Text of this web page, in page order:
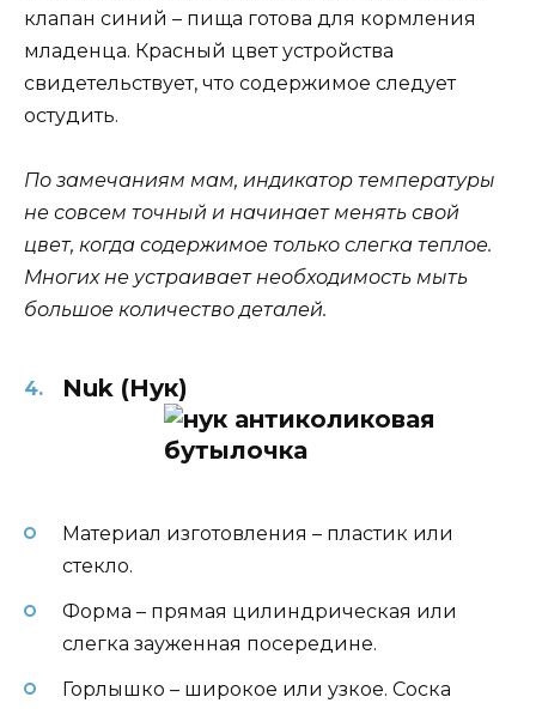
клапан синий – пища готова для кормления
младенца. Красный цвет устройства
свидетельствует, что содержимое следует
остудить.
По замечаниям мам, индикатор температуры
не совсем точный и начинает менять свой
цвет, когда содержимое только слегка теплое.
Многих не устраивает необходимость мыть
большое количество деталей.
Nuk (Нук)
Материал изготовления – пластик или
стекло.
Форма – прямая цилиндрическая или
слегка зауженная посередине.
Горлышко – широкое или узкое. Соска